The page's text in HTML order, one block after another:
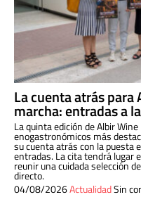
La cuenta atrás para
marcha: entradas a
La quinta edición de Albir
enogastronómicos más
su cuenta atrás con la puesta
entradas. La cita tendrá lugar
reunir una cuidada selección
directo.
04/08/2026ActualidadSin